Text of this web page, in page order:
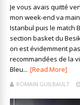
Je vous avais quitté
mon week-end va
Istanbul puis le match
section basket du
on est évidemment
recommandées de la
Bleu... [Read More]
ROMAIN GUILBAULT